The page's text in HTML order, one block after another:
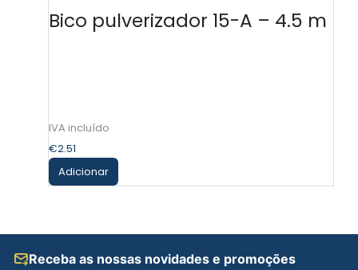
Bico pulverizador 15-A – 4.5 m
€2.51
Adicionar
Receba as nossas novidades e promoções